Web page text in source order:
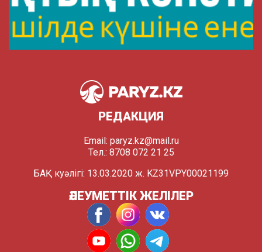
РЕДАКЦИЯ
Email: paryz.kz@mail.ru
Тел.: 8708 072 21 25
БАҚ куәлігі: 13.03.2020 ж. KZ31VPY00021199
ӘЛЕУМЕТТІК ЖЕЛІЛЕР